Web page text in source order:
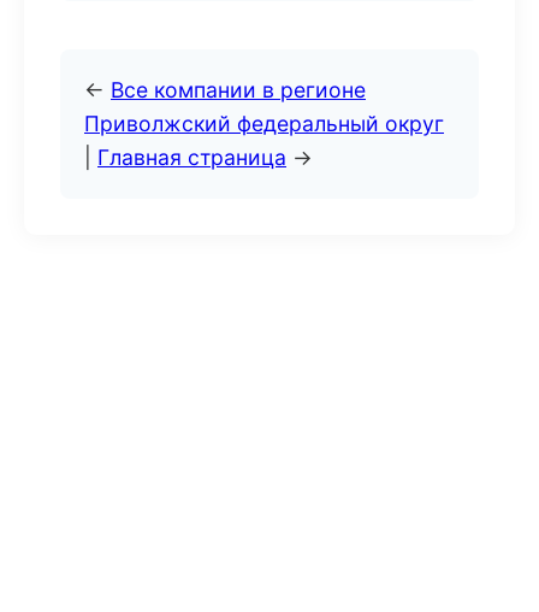
← Все компании в регионе
Приволжский федеральный округ
Главная страница →